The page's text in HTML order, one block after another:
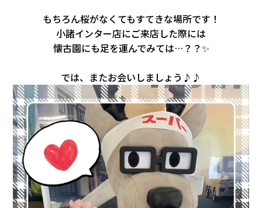
もちろん桜がなくてもすてきな場所です！
小諸インター店にご来店した際には
懐古園にも足を運んでみては…？？✨
では、またお会いしましょう♪♪